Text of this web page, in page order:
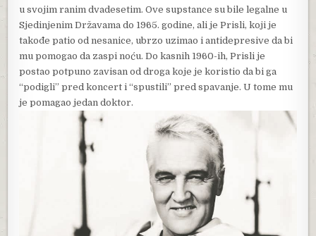
u svojim ranim dvadesetim. Ove supstance su bile legalne u
Sjedinjenim Državama do 1965. godine, ali je Prisli, koji je
takođe patio od nesanice, ubrzo uzimao i antidepresive da bi
mu pomogao da zaspi noću. Do kasnih 1960-ih, Prisli je
postao potpuno zavisan od droga koje je koristio da bi ga
“podigli” pred koncert i “spustili” pred spavanje. U tome mu
je pomagao jedan doktor.